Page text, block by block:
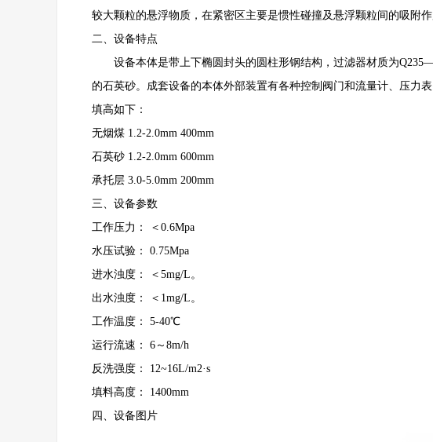
较大颗粒的悬浮物质，在紧密区主要是惯性碰撞及悬浮颗粒间的吸附
二、设备特点
设备本体是带上下椭圆封头的圆柱形钢结构，过滤器材质为
的石英砂。成套设备的本体外部装置有各种控制阀门和流量计、压力
填高如下：
无烟煤 1.2-2.0mm 400mm
石英砂 1.2-2.0mm 600mm
承托层 3.0-5.0mm 200mm
三、设备参数
工作压力： ＜0.6Mpa
水压试验： 0.75Mpa
进水浊度： ＜5mg/L。
出水浊度： ＜1mg/L。
工作温度： 5-40℃
运行流速： 6～8m/h
反洗强度： 12~16L/m2·s
填料高度： 1400mm
四、设备图片